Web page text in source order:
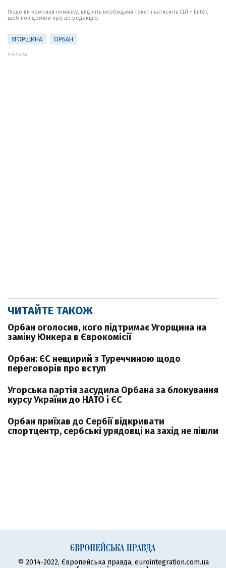
Якщо ви помітили помилку, виділіть необхідний текст і натисніть Ctrl + Enter,
щоб повідомити про це редакцію.
УГОРЩИНА ОРБАН
РЕКЛАМА:
ЧИТАЙТЕ ТАКОЖ
Орбан оголосив, кого підтримає Угорщина на
заміну Юнкера в Єврокомісії
Орбан: ЄС нещирий з Туреччиною щодо
переговорів про вступ
Угорська партія засудила Орбана за блокування
курсу України до НАТО і ЄС
Орбан приїхав до Сербії відкривати
спортцентр, сербські урядовці на захід не пішли
© 2014-2022, Європейська правда, eurointegration.com.ua